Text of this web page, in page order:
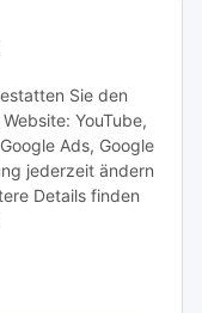
Sie den
YouTube,
Ads, Google
jederzeit ändern
Details finden